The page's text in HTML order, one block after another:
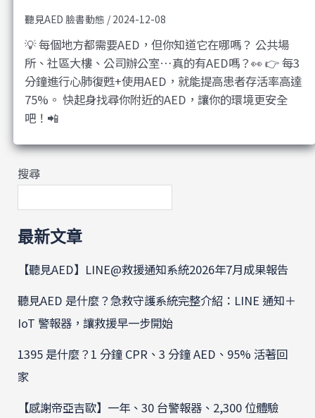
聽見AED 臉書動態 / 2024-12-08
💡 每個地方都需要AED，但你知道它在哪嗎？ 公共場
所、社區大樓、公司辦公室…真的有AED嗎？👀 👉 每3
分鐘進行心肺復甦+使用AED，就能提高患者存活率高達
75%。 快起身找尋你附近的AED，讓你的環境更安全
吧！📲
搜尋
最新文章
【聽見AED】LINE@救援通知系統2026年7月成果報告
聽見AED 是什麼？急救守護系統完整介紹：LINE 通知＋
IoT 警報器，讓救援早一步開始
1395 是什麼？1 分鐘 CPR、3 分鐘 AED、95% 活著回
家
【感謝帝亞吉歐】一年、30 台警報器、2,300 位體驗